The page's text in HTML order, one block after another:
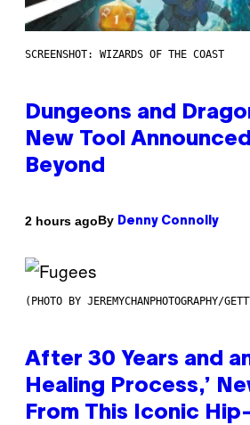
SCREENSHOT: WIZARDS OF THE COAST
Dungeons and
New Tool
Beyond
2 hours agoBy Denny Connolly
(PHOTO BY JEREMYCHANPHOTOGRAPHY/
After 30 Years and
Healing Process,’
From This Iconic